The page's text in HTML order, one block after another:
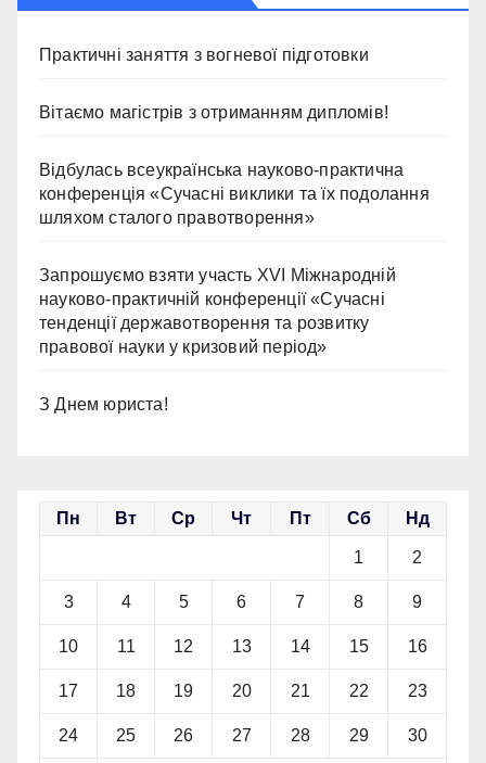
Практичні заняття з вогневої підготовки
Вітаємо магістрів з отриманням дипломів!
Відбулась всеукраїнська науково-практична
конференція «Сучасні виклики та їх подолання
шляхом сталого правотворення»
Запрошуємо взяти участь ХVІ Міжнародній
науково-практичній конференції «Сучасні
тенденції державотворення та розвитку
правової науки у кризовий період»
З Днем юриста!
Пн Вт Ср Чт Пт Сб Нд
1 2
3 4 5 6 7 8 9
10 11 12 13 14 15 16
17 18 19 20 21 22 23
24 25 26 27 28 29 30